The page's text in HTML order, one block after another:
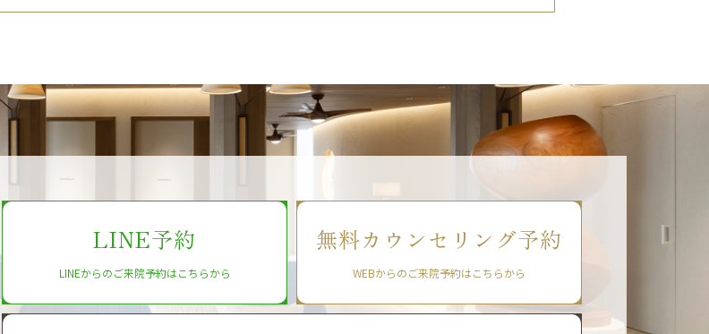
LINE予約
LINEからのご来院予約はこちらから
無料カウンセリング予約
WEBからのご来院予約はこちらから